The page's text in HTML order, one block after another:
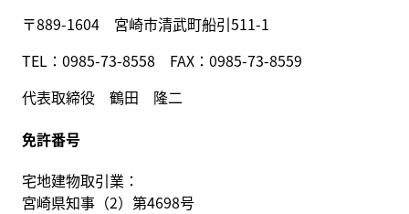
〒889-1604 宮崎市清武町船引511-1
TEL：0985-73-8558 FAX：0985-73-8559
代表取締役 鶴田 隆二
免許番号
宅地建物取引業：
宮崎県知事（2）第4698号